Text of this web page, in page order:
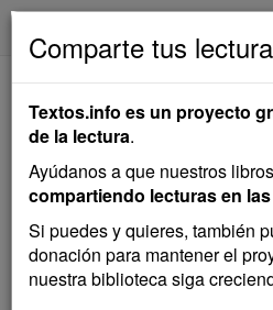
Moros y
Pedro Antonio
Cuento
Comparte tus
Textos.info es un proyecto
de la lectura.
Ayúdanos a que nuestros
compartiendo lecturas en
Si puedes y quieres, también
donación para mantener el
nuestra biblioteca siga